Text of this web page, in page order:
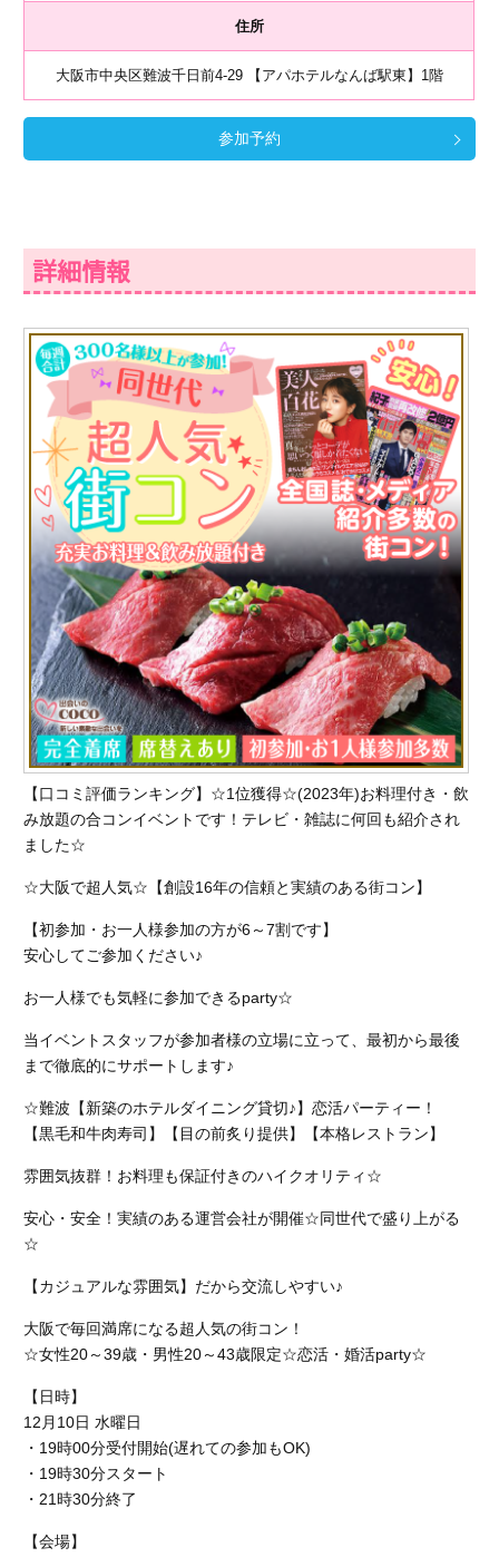
住所
大阪市中央区難波千日前4-29 【アパホテルなんば駅東】1階
参加予約
詳細情報
【口コミ評価ランキング】☆1位獲得☆(2023年)お料理付き・飲
み放題の合コンイベントです！テレビ・雑誌に何回も紹介され
ました☆
☆大阪で超人気☆【創設16年の信頼と実績のある街コン】
【初参加・お一人様参加の方が6～7割です】
安心してご参加ください♪
お一人様でも気軽に参加できるparty☆
当イベントスタッフが参加者様の立場に立って、最初から最後
まで徹底的にサポートします♪
☆難波【新築のホテルダイニング貸切♪】恋活パーティー！
【黒毛和牛肉寿司】【目の前炙り提供】【本格レストラン】
雰囲気抜群！お料理も保証付きのハイクオリティ☆
安心・安全！実績のある運営会社が開催☆同世代で盛り上がる
☆
【カジュアルな雰囲気】だから交流しやすい♪
大阪で毎回満席になる超人気の街コン！
☆女性20～39歳・男性20～43歳限定☆恋活・婚活party☆
【日時】
12月10日 水曜日
・19時00分受付開始(遅れての参加もOK)
・19時30分スタート
・21時30分終了
【会場】